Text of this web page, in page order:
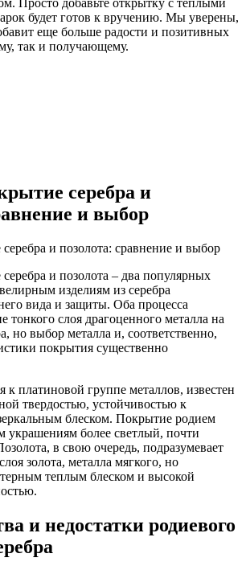
будет готов к вручению. Мы уверены,
еще больше радости и позитивных
так и получающему.
серебра и
и выбор
и позолота: сравнение и выбор
и позолота – два популярных
изделиям из серебра
вида и защиты. Оба процесса
тонкого слоя драгоценного металла на
но выбор металла и, соответственно,
покрытия существенно
к платиновой группе металлов, известен
твердостью, устойчивостью к
блеском. Покрытие родием
украшениям более светлый, почти
в свою очередь, подразумевает
золота, металла мягкого, но
теплым блеском и высокой
и недостатки родиевого